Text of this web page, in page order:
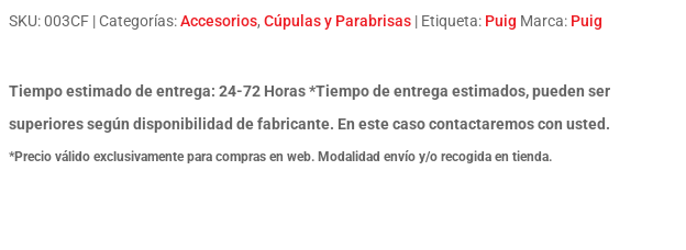
Carcasa
Cupula
Humo
Oscuro
SKU:003CF Categorías:Accesorios,Cúpulas y Parabrisas Etiqueta: Puig Marca: Puig
Tiempo estimado de entrega: 24-72 Horas *Tiempo de entrega estimados, pueden ser
superiores según disponibilidad de fabricante. En este caso contactaremos con usted.
*Precio válido exclusivamente para compras en web. Modalidad envío y/o recogida en tienda.